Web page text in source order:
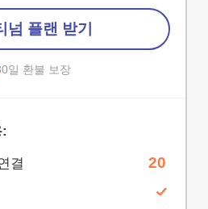
넘 플랜 받기
일 환불 보장
결 20